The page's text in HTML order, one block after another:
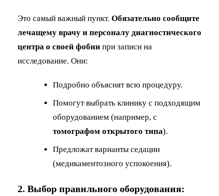
Это самый важный пункт. Обязательно сообщите
лечащему врачу и персоналу диагностического
центра о своей фобии при записи на
исследование. Они:
Подробно объяснят всю процедуру.
Помогут выбрать клинику с подходящим
оборудованием (например, с
томографом открытого типа).
Предложат варианты седации
(медикаментозного успокоения).
2. Выбор правильного оборудования: